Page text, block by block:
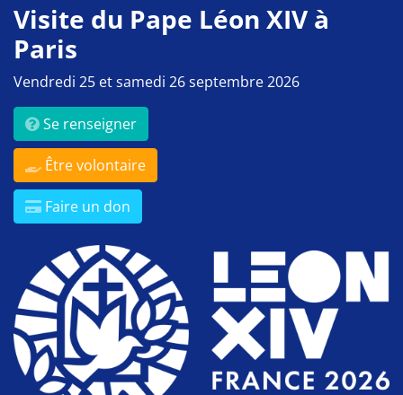
Visite du Pape Léon XIV à
Paris
Vendredi 25 et samedi 26 septembre 2026
Se renseigner
Être volontaire
Faire un don